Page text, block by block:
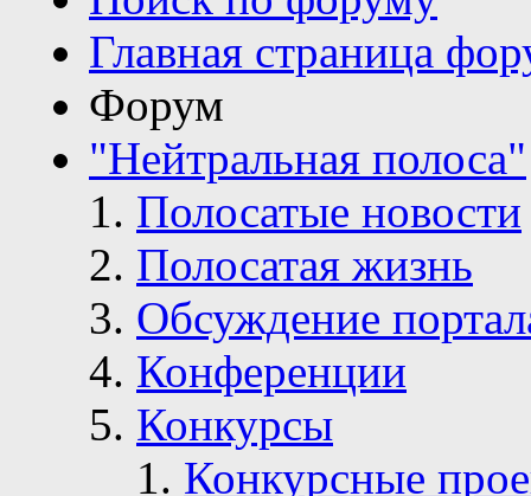
Главная страница
Форум
"Нейтральная полоса"
Полосатые новости
Полосатая жизнь
Обсуждение
Конференции
Конкурсы
Конкурсные